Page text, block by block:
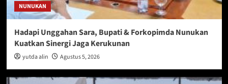
NUNUKAN
Hadapi Unggahan Sara, Bupati & Forkopimda Nunukan
Kuatkan Sinergi Jaga Kerukunan
yutda alin Agustus 5, 2026